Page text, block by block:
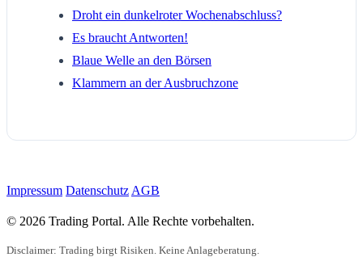
Droht ein dunkelroter Wochenabschluss?
Es braucht Antworten!
Blaue Welle an den Börsen
Klammern an der Ausbruchzone
Impressum Datenschutz AGB
© 2026 Trading Portal. Alle Rechte vorbehalten.
Disclaimer: Trading birgt Risiken. Keine Anlageberatung.